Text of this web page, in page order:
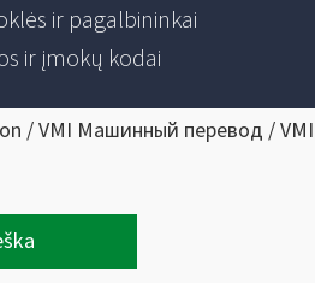
ir pagalbininkai
ir įmokų kodai
/ VMI Машинный перевод /